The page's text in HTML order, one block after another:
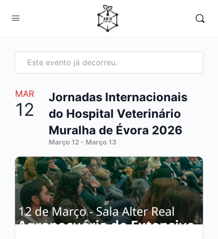
Este evento já decorreu.
MAR
12
Jornadas Internacionais
do Hospital Veterinário
Muralha de Évora 2026
Março 12 - Março 13